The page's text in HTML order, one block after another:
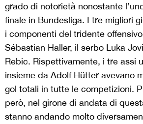
grado di notorietà nonostante
finale in Bundesliga. I tre migliori
i componenti del tridente
Sébastian Haller, il serbo Luka
Rebic. Rispettivamente, i tre assi
insieme da Adolf Hütter avevano
gol totali in tutte le competizioni.
però, nel girone di andata di
stanno andando molto